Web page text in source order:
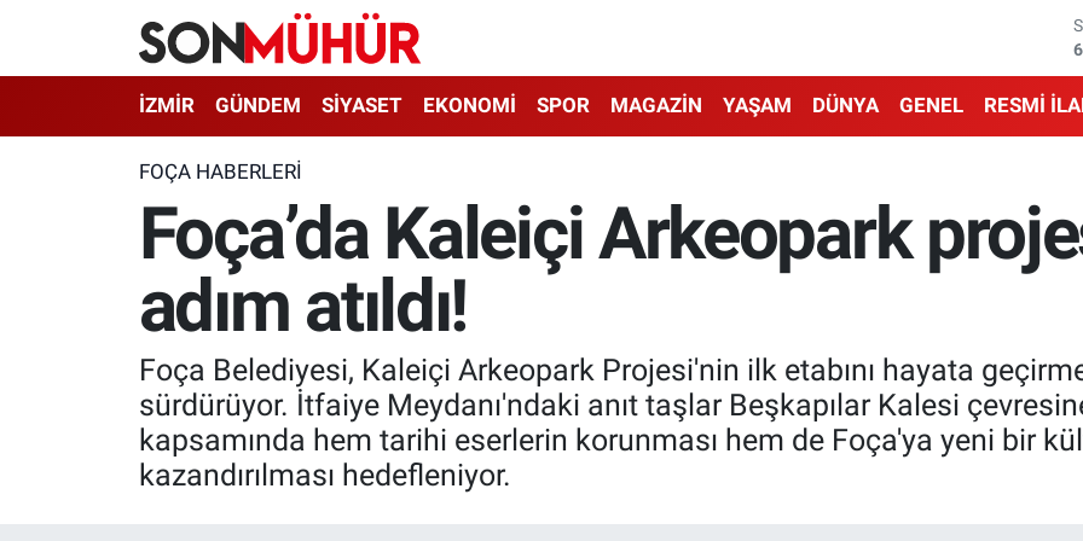
İZMİR GÜNDEM SİYASET EKONOMİ SPOR MAGAZİN YAŞAM DÜNYA GENEL RESMİ
FOÇA HABERLERI
Foça’da Kaleiçi Arkeopark
adım atıldı!
Foça Belediyesi, Kaleiçi Arkeopark Projesi'nin ilk etabını hayata
sürdürüyor. İtfaiye Meydanı'ndaki anıt taşlar Beşkapılar Kalesi
kapsamında hem tarihi eserlerin korunması hem de Foça'ya yeni bir
kazandırılması hedefleniyor.
İzmir Nöbetçi Eczaneler
İzmir Namaz Vakitleri
İzmir Trafik Yoğunluk Haritası
Süper Lig Puan Durumu ve Fikstür
Tüm Manşetler
Son Dakika Haberleri